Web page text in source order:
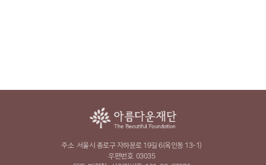
주소 서울시 종로구 자하문로 19길 6(옥인동 13-1)
우편번호 03035